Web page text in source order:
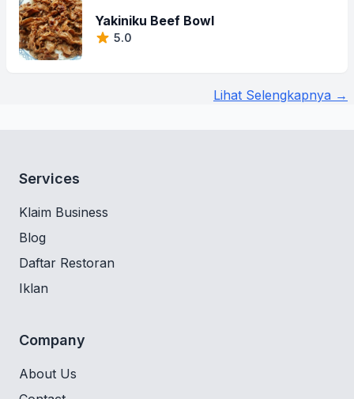
Yakiniku Beef Bowl
5.0
Lihat Selengkapnya →
Services
Klaim Business
Blog
Daftar Restoran
Iklan
Company
About Us